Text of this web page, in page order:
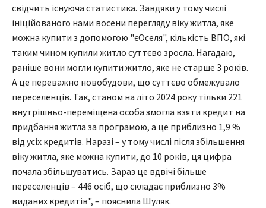
свідчить існуюча статистика. Завдяки у тому числі
ініційованого нами восени перегляду віку житла, яке
можна купити з допомогою "єОселя", кількість ВПО, які
таким чином купили житло суттєво зросла. Нагадаю,
раніше вони могли купити житло, яке не старше 3 років.
А це переважно новобудови, що суттєво обмежувало
переселенців. Так, станом на літо 2024 року тільки 221
внутрішньо-переміщена особа змогла взяти кредит на
придбання житла за програмою, а це приблизно 1,9 %
від усіх кредитів. Наразі – у тому числі після збільшення
віку житла, яке можна купити, до 10 років, ця цифра
почала збільшуватись. Зараз це вдвічі більше
переселенців – 446 осіб, що складає приблизно 3%
виданих кредитів", – пояснила Шуляк.